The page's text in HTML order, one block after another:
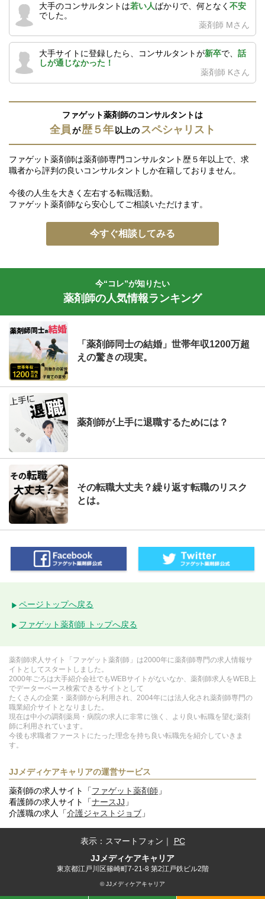
大手のコンサルタントは若い人ばかりで、何となく 不安
でした。
薬剤師 Mさん
大手サイトに登録したら、コンサルタントが新卒で、 話
しが通じなかった！
薬剤師 Kさん
ファゲット薬剤師のコンサルタントは
全員が歴５年 以上の スペシャリスト
ファゲット薬剤師は薬剤師専門コンサルタント歴５年以上で、求
職者から評判の良いコンサルタントしか在籍しておりません。
今後の人生を大きく左右する転職活動。
ファゲット薬剤師なら安心してご相談いただけます。
今すぐ相談してみる
今“コレ”が知りたい
薬剤師の人気情報ランキング
「薬剤師同士の結婚」世帯年収1200万超
えの驚きの現実。
薬剤師が上手に退職するためには？
その転職大丈夫？繰り返す転職のリスク
とは。
ページトップへ戻る
ファゲット薬剤師 トップへ戻る
薬剤師求人サイト「ファゲット薬剤師」は2000年に薬剤師専門の求人情報サ
イトとしてスタートしました。
2000年ごろは大手紹介会社でもWEBサイトがないなか、薬剤師求人をWEB上
でデーターベース検索できるサイトとして
たくさんの企業・薬剤師から利用され、2004年には法人化され薬剤師専門の
職業紹介サイトとなりました。
現在は中小の調剤薬局・病院の求人に非常に強く、より良い転職を望む薬剤
師に利用されています。
今後も求職者ファーストにたった理念を持ち良い転職先を紹介していきま
す。
JJメディケアキャリアの運営サービス
薬剤師の求人サイト「ファゲット薬剤師 」
看護師の求人サイト「ナースJJ 」
介護職の求人「介護ジャストジョブ 」
表示： スマートフォン ｜ PC
JJメディケアキャリア
東京都江戸川区篠崎町7-21-8 第2江戸鉄ビル2階
© JJメディケアキャリア